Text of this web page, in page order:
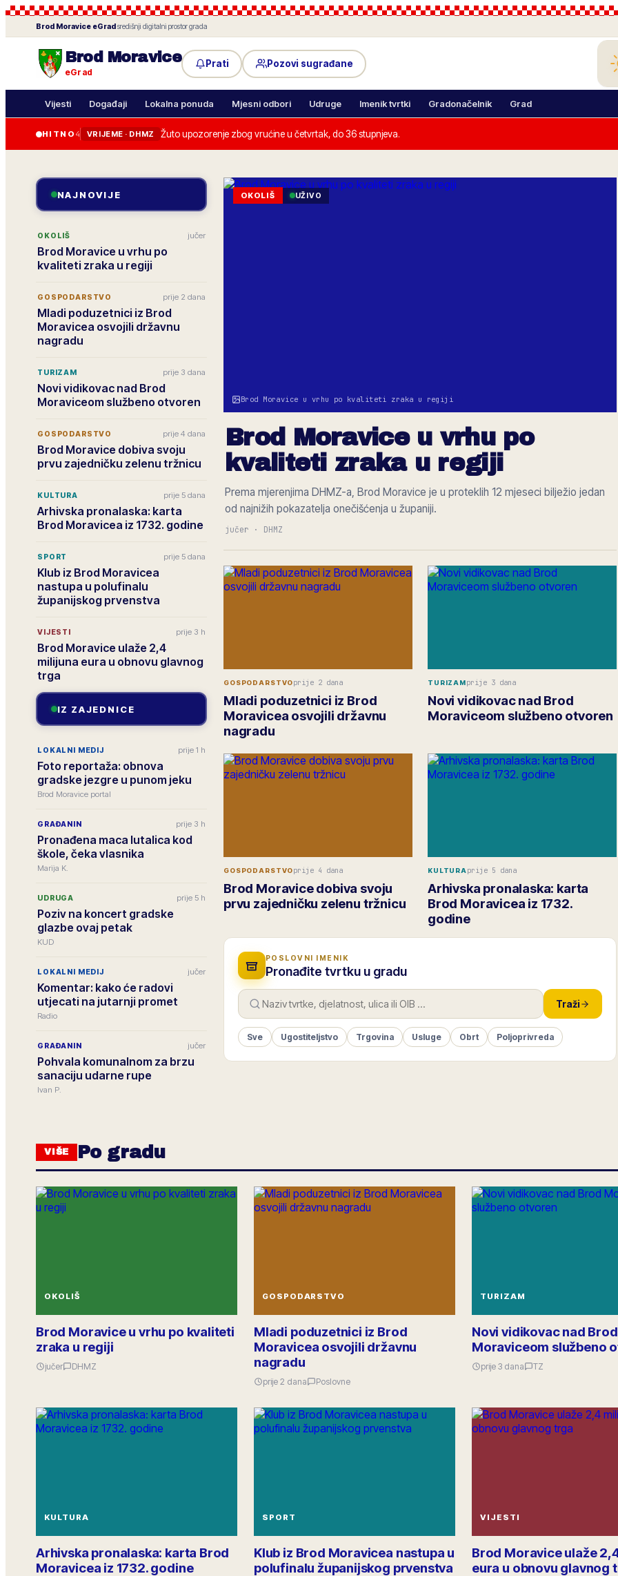
Brod Moravice eGradsredišnji digitalni prostor grada
Brod Moravice
eGrad
Prati Pozovi sugrađane
Vijesti Događaji Lokalna ponuda Mjesni odbori Udruge Imenik tvrtki Gradonačelnik Grad
HITNO 4 VRIJEME · DHMZ Žuto upozorenje zbog vrućine u četvrtak, do 36 stupnjeva.
NAJNOVIJE
OKOLIŠ jučer
Brod Moravice u vrhu po
kvaliteti zraka u regiji
GOSPODARSTVO prije 2 dana
Mladi poduzetnici iz Brod
Moravicea osvojili državnu
nagradu
TURIZAM prije 3 dana
Novi vidikovac nad Brod
Moraviceom službeno otvoren
GOSPODARSTVO prije 4 dana
Brod Moravice dobiva svoju
prvu zajedničku zelenu tržnicu
KULTURA prije 5 dana
Arhivska pronalaska: karta
Brod Moravicea iz 1732. godine
SPORT prije 5 dana
Klub iz Brod Moravicea
nastupa u polufinalu
županijskog prvenstva
VIJESTI prije 3 h
Brod Moravice ulaže 2,4
milijuna eura u obnovu glavnog
trga
IZ ZAJEDNICE
LOKALNI MEDIJ prije 1 h
Foto reportaža: obnova
gradske jezgre u punom jeku
Brod Moravice portal
GRAĐANIN prije 3 h
Pronađena maca lutalica kod
škole, čeka vlasnika
Marija K.
UDRUGA prije 5 h
Poziv na koncert gradske
glazbe ovaj petak
KUD
LOKALNI MEDIJ jučer
Komentar: kako će radovi
utjecati na jutarnji promet
Radio
GRAĐANIN jučer
Pohvala komunalnom za brzu
sanaciju udarne rupe
Ivan P.
Brod Moravice u vrhu po kvaliteti zraka u regiji
OKOLIŠ UŽIVO
Brod Moravice u vrhu po
kvaliteti zraka u regiji
Prema mjerenjima DHMZ-a, Brod Moravice je u proteklih 12 mjeseci bilježio jedan
od najnižih pokazatelja onečišćenja u županiji.
jučer · DHMZ
GOSPODARSTVOprije 2 dana
Mladi poduzetnici iz Brod
Moravicea osvojili državnu
nagradu
TURIZAMprije 3 dana
Novi vidikovac nad Brod
Moraviceom službeno otvoren
GOSPODARSTVOprije 4 dana
Brod Moravice dobiva svoju
prvu zajedničku zelenu tržnicu
KULTURA prije 5 dana
Arhivska pronalaska: karta
Brod Moravicea iz 1732.
godine
POSLOVNI IMENIK
Pronađite tvrtku u gradu
Traži
Sve Ugostiteljstvo Trgovina Usluge Obrt Poljoprivreda
VIŠE Po gradu
OKOLIŠ
Brod Moravice u vrhu po kvaliteti
zraka u regiji
jučer DHMZ
GOSPODARSTVO
Mladi poduzetnici iz Brod
Moravicea osvojili državnu
nagradu
prije 2 dana Poslovne
TURIZAM
Novi vidikovac nad Brod
Moraviceom službeno
prije 3 dana TZ
KULTURA
Arhivska pronalaska: karta Brod
Moravicea iz 1732. godine
SPORT
Klub iz Brod Moravicea nastupa u
polufinalu županijskog prvenstva
VIJESTI
Brod Moravice ulaže
eura u obnovu glavnog